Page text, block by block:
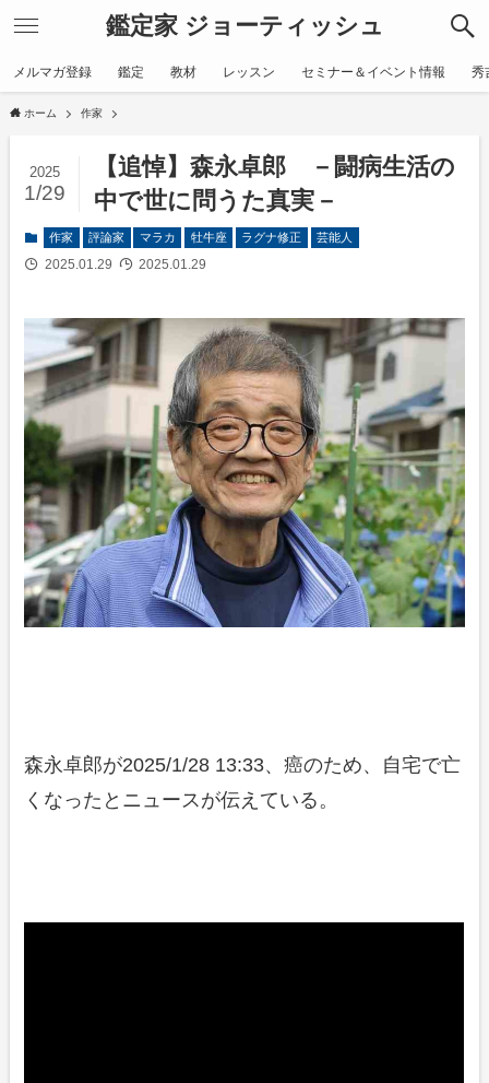
鑑定家 ジョーティッシュ
メルマガ登録 鑑定 教材 レッスン セミナー＆イベント情報 秀
ホーム 作家
【追悼】森永卓郎 －闘病生活の
中で世に問うた真実－
2025
1/29
作家 評論家 マラカ 牡牛座 ラグナ修正 芸能人
2025.01.29 2025.01.29
森永卓郎が2025/1/28 13:33、癌のため、自宅で亡
くなったとニュースが伝えている。